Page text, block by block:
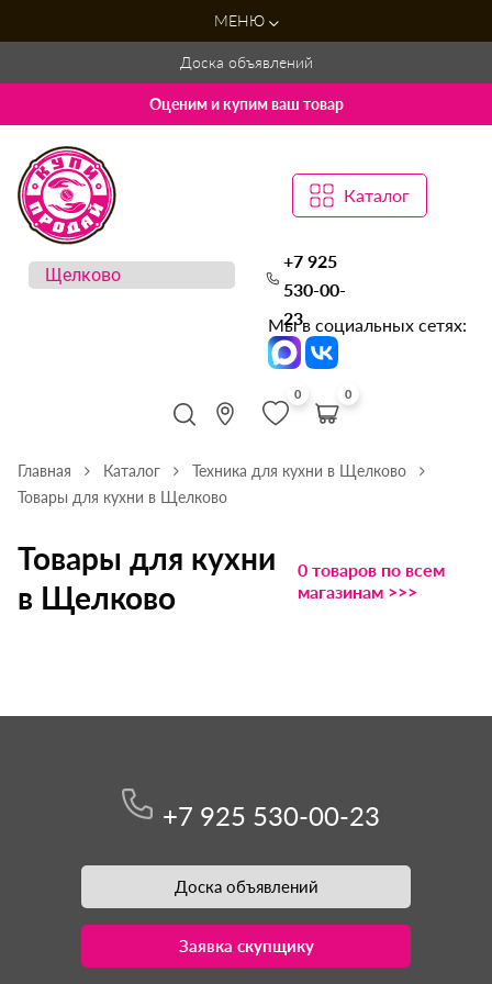
МЕНЮ
Доска объявлений
Оценим и купим ваш товар
Каталог
+7 925
530-00-
23
Мы в социальных сетях:
0 0
Главная Каталог
Техника для кухни в Щелково
Товары для кухни в Щелково
Товары для кухни
в Щелково
0 товаров по всем
магазинам >>>
+7 925 530-00-23
Доска объявлений
Заявка скупщику